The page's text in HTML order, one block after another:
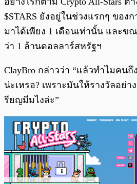
$STARS ยังอยู่ในช่วงแรกๆ ของ
มาได้เพียง 1 เดือนเท่านั้น และ
ว่า 1 ล้านดอลลาร์สหรัฐฯ
ClayBro กล่าวว่า “แล้วทำไมคน
น่ะเหรอ? เพราะมันให้รางวัลอย่า
รียญมีมไงล่ะ”